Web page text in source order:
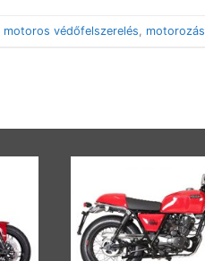
motoros védőfelszerelés motorozás